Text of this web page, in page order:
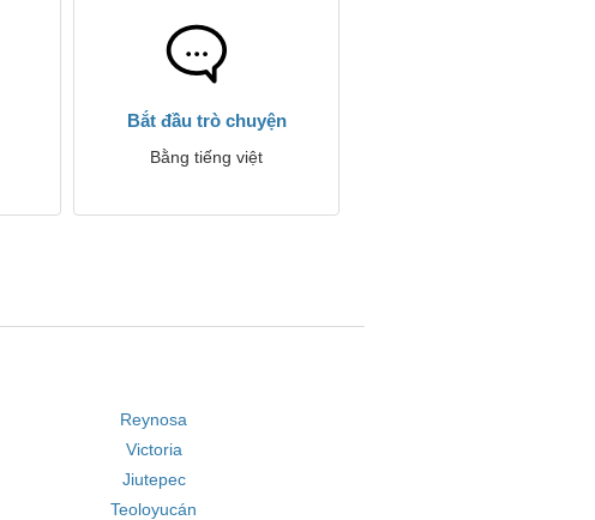
Bắt đầu trò chuyện
Bằng tiếng việt
Reynosa
Victoria
Jiutepec
Teoloyucán